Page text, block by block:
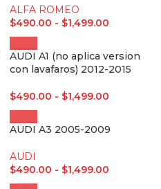
ALFA ROMEO
$490.00 - $1,499.00
AUDI A1 (no aplica version
con lavafaros) 2012-2015
$490.00 - $1,499.00
AUDI A3 2005-2009
AUDI
$490.00 - $1,499.00